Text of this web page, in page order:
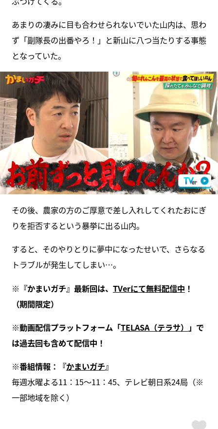
あまりの凄みに目も合わせられないでいた山内は、思わ
ず「副隊長の出番やろ！」と新山に八つ当たりする事態
となっていた。
その後、農家の方のご厚意で差し入れしてくれたおにぎ
りを拒否するという暴挙に出る山内。
すると、そのやりとりに夢中になったせいで、さらなる
トラブルが発生してしまい…。
※『かまいガチ』最新回は、 TVerにて無料配信中 ！
（期間限定）
※動画配信プラットフォーム「TELASA（テラサ） 」で
は過去回も含めて配信中！
※番組情報：『かまいガチ』
毎週水曜よる11：15～11：45、テレビ朝日系24局（※
一部地域を除く）